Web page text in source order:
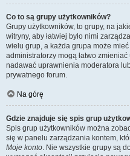
Co to są grupy użytkowników?
Grupy użytkowników, to grupy, na
witryny, aby łatwiej było nimi
wielu grup, a każda grupa może
administratorzy mogą łatwo
nadawać uprawnienia moderatora
prywatnego forum.
Na górę
Gdzie znajduje się spis grup
Spis grup użytkowników można
się w panelu zarządzania kontem,
Moje konto. Nie wszystkie grupy są